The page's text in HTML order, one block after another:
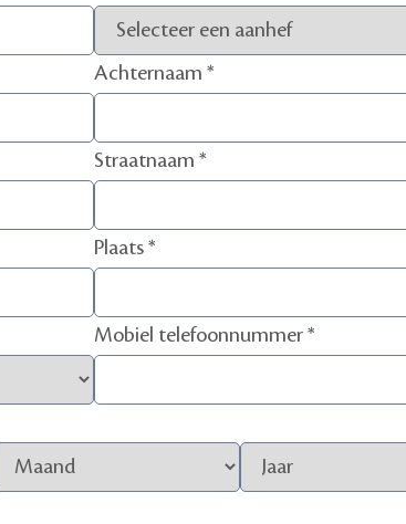
Achternaam
Straatnaam
Plaats
Mobiel telefoonnummer